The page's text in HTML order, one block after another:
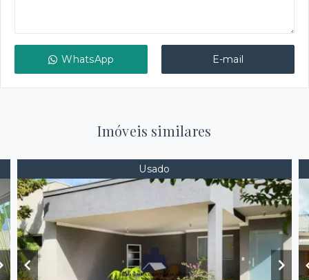
WhatsApp E-mail
Imóveis similares
Usado